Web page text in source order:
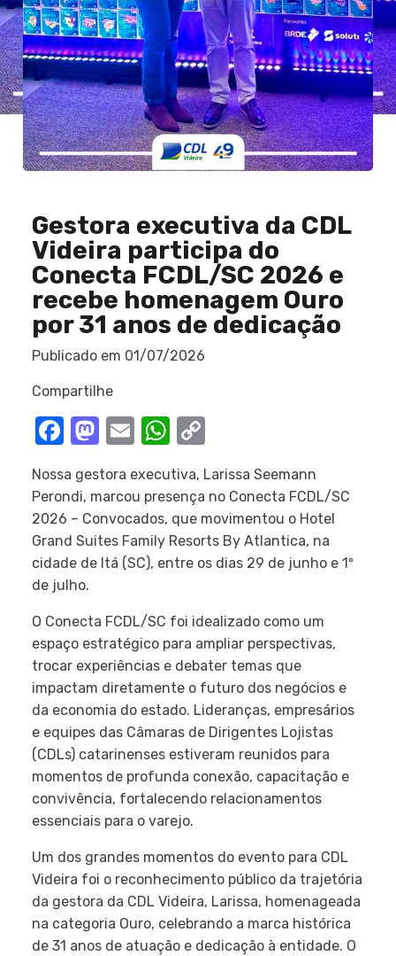
Gestora executiva da CDL
Videira participa do
Conecta FCDL/SC 2026 e
recebe homenagem Ouro
por 31 anos de dedicação
Publicado em 01/07/2026
Compartilhe
Facebook
Mastodon
EmailWhatsApp
Nossa gestora executiva, Larissa Seemann
Perondi, marcou presença no Conecta FCDL/SC
2026 – Convocados, que movimentou o Hotel
Grand Suites Family Resorts By Atlantica, na
cidade de Itá (SC), entre os dias 29 de junho e 1º
de julho.
O Conecta FCDL/SC foi idealizado como um
espaço estratégico para ampliar perspectivas,
trocar experiências e debater temas que
impactam diretamente o futuro dos negócios e
da economia do estado. Lideranças, empresários
e equipes das Câmaras de Dirigentes Lojistas
(CDLs) catarinenses estiveram reunidos para
momentos de profunda conexão, capacitação e
convivência, fortalecendo relacionamentos
essenciais para o varejo.
Um dos grandes momentos do evento para CDL
Videira foi o reconhecimento público da trajetória
da gestora da CDL Videira, Larissa, homenageada
na categoria Ouro, celebrando a marca histórica
de 31 anos de atuação e dedicação à entidade. O